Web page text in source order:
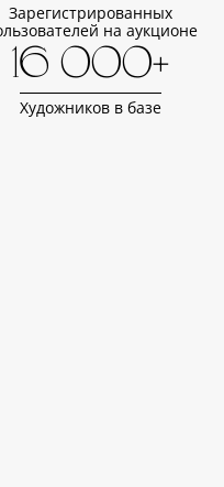
Зарегистрированных
на аукционе
16 000+
Художников в базе